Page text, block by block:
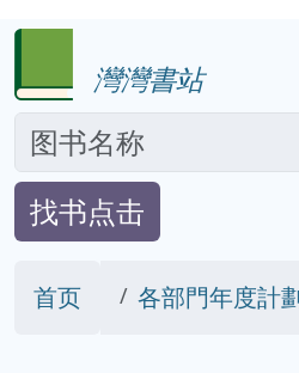
灣灣書站
找书点击
首页 各部門年度計